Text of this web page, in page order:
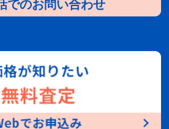
でのお問い合わせ